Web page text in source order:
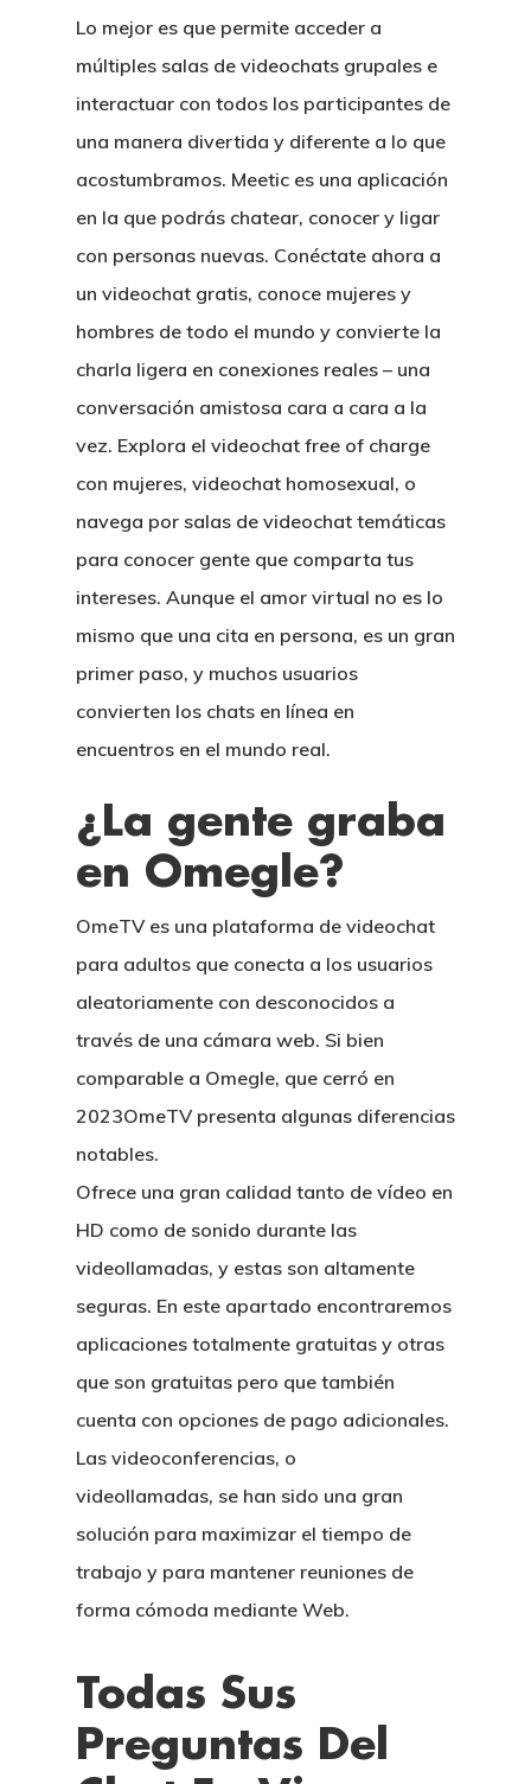
Lo mejor es que permite acceder a
múltiples salas de videochats grupales e
interactuar con todos los participantes de
una manera divertida y diferente a lo que
acostumbramos. Meetic es una aplicación
en la que podrás chatear, conocer y ligar
con personas nuevas. Conéctate ahora a
un videochat gratis, conoce mujeres y
hombres de todo el mundo y convierte la
charla ligera en conexiones reales – una
conversación amistosa cara a cara a la
vez. Explora el videochat free of charge
con mujeres, videochat homosexual, o
navega por salas de videochat temáticas
para conocer gente que comparta tus
intereses. Aunque el amor virtual no es lo
mismo que una cita en persona, es un gran
primer paso, y muchos usuarios
convierten los chats en línea en
encuentros en el mundo real.
¿La gente graba
en Omegle?
OmeTV es una plataforma de videochat
para adultos que conecta a los usuarios
aleatoriamente con desconocidos a
través de una cámara web. Si bien
comparable a Omegle, que cerró en
2023OmeTV presenta algunas diferencias
notables.
Ofrece una gran calidad tanto de vídeo en
HD como de sonido durante las
videollamadas, y estas son altamente
seguras. En este apartado encontraremos
aplicaciones totalmente gratuitas y otras
que son gratuitas pero que también
cuenta con opciones de pago adicionales.
Las videoconferencias, o
videollamadas, se han sido una gran
solución para maximizar el tiempo de
trabajo y para mantener reuniones de
forma cómoda mediante Web.
Todas Sus
Preguntas Del